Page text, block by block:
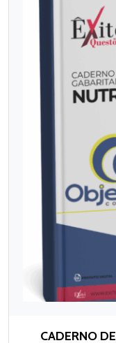
CADERNO